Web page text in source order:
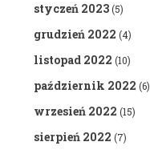
styczeń 2023(5)
grudzień 2022 (4)
listopad 2022 (10)
październik 2022 (6)
wrzesień 2022 (15)
sierpień 2022 (7)